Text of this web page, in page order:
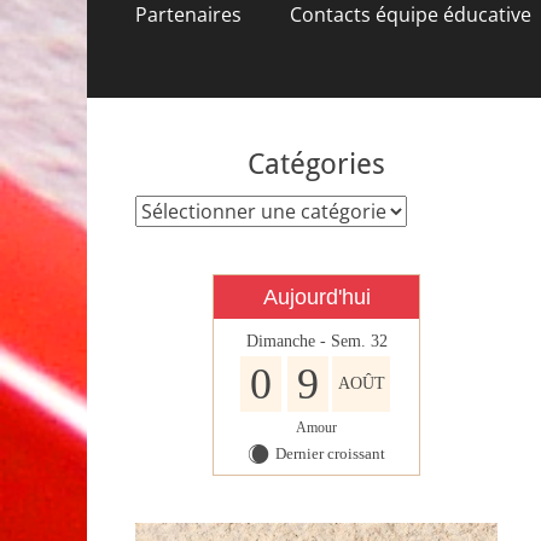
Partenaires Contacts équipe éducative
Catégories
Catégories
Aujourd'hui
Dimanche - Sem. 32
0 9 AOÛT
Amour
X Dernier croissant